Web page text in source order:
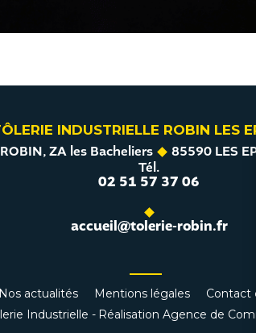
INDUSTRIELLE ROBIN LES
ROBIN, ZA les Bacheliers
85590 LES
Tél.
02 51 57 37 06
accueil@tolerie-robin.fr
Nos actualités Mentions légales
Contact
Industrielle - Réalisation Agence de